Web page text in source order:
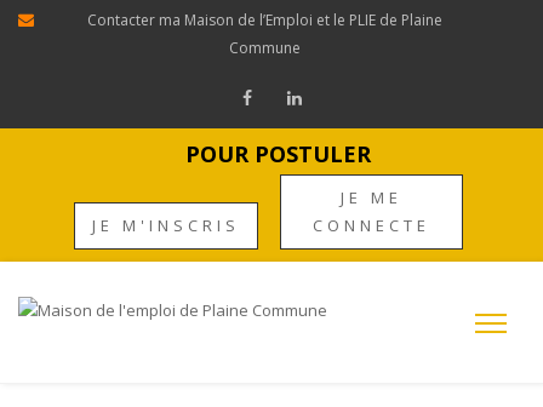
Contacter ma Maison de l’Emploi et le PLIE de Plaine
Commune
POUR POSTULER
JE M'INSCRIS
JE ME
CONNECTE